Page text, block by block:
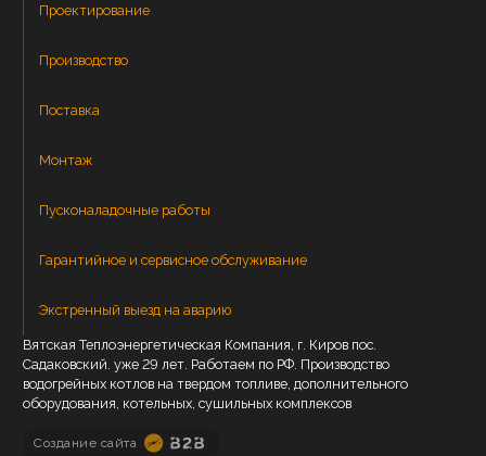
Проектирование
Производство
Поставка
Монтаж
Пусконаладочные работы
Гарантийное и сервисное обслуживание
Экстренный выезд на аварию
Вятская Теплоэнергетическая Компания, г. Киров пос.
Садаковский. уже 29 лет. Работаем по РФ. Производство
водогрейных котлов на твердом топливе, дополнительного
оборудования, котельных, сушильных комплексов
Создание сайта